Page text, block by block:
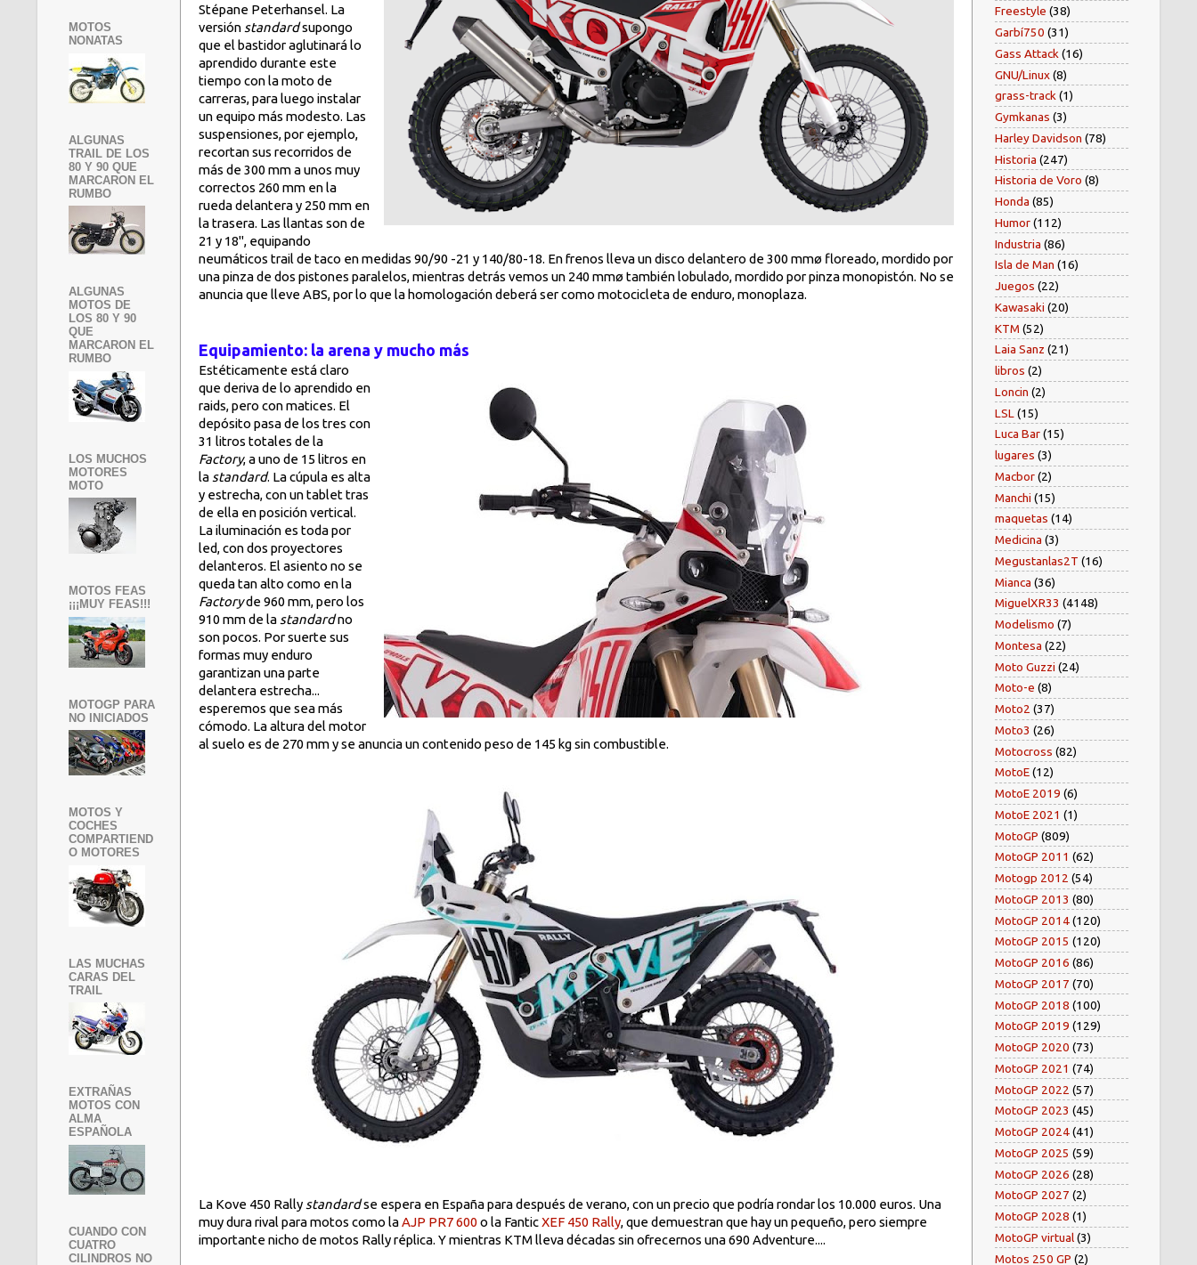
Stépane Peterhansel. La
versión standardsupongo
que el bastidor aglutinará lo
aprendido durante este
tiempo con la moto de
carreras, para luego instalar
un equipo más modesto. Las
suspensiones, por ejemplo,
recortan sus recorridos de
más de 300 mm a unos muy
correctos 260 mm en la
rueda delantera y 250 mm en
la trasera. Las llantas son de
21 y 18", equipando
neumáticos trail de taco en medidas 90/90 -21 y 140/80-18. En frenos lleva un disco delantero de 300 mmø floreado, mordido por
una pinza de dos pistones paralelos, mientras detrás vemos un 240 mmø también lobulado, mordido por pinza monopistón. No se
anuncia que lleve ABS, por lo que la homologación deberá ser como motocicleta de enduro, monoplaza.
Equipamiento: la arena y mucho más
Estéticamente está claro
que deriva de lo aprendido en
raids, pero con matices. El
depósito pasa de los tres con
31 litros totales de la
Factory, a uno de 15 litros en
la standard. La cúpula es alta
y estrecha, con un tablet tras
de ella en posición vertical.
La iluminación es toda por
led, con dos proyectores
delanteros. El asiento no se
queda tan alto como en la
Factoryde 960 mm, pero los
910 mm de la standardno
son pocos. Por suerte sus
formas muy enduro
garantizan una parte
delantera estrecha...
esperemos que sea más
cómodo. La altura del motor
al suelo es de 270 mm y se anuncia un contenido peso de 145 kg sin combustible.
La Kove 450 Rally standardse espera en España para después de verano, con un precio que podría rondar los 10.000 euros. Una
muy dura rival para motos como laAJP PR7 600o la FanticXEF 450 Rally, que demuestran que hay un pequeño, pero siempre
importante nicho de motos Rally réplica. Y mientras KTM lleva décadas sin ofrecernos una 690 Adventure....
MOTOS
NONATAS
ALGUNAS
TRAIL DE LOS
80 Y 90 QUE
MARCARON EL
RUMBO
ALGUNAS
MOTOS DE
LOS 80 Y 90
QUE
MARCARON EL
RUMBO
LOS MUCHOS
MOTORES
MOTO
MOTOS FEAS
¡¡¡MUY FEAS!!!
MOTOGP PARA
NO INICIADOS
MOTOS Y
COCHES
COMPARTIEND
O MOTORES
LAS MUCHAS
CARAS DEL
TRAIL
EXTRAÑAS
MOTOS CON
ALMA
ESPAÑOLA
CUANDO CON
CUATRO
CILINDROS NO
Freestyle (38)
Garbí750 (31)
Gass Attack (16)
GNU/Linux(8)
grass-track(1)
Gymkanas (3)
Harley Davidson (78)
Historia (247)
Historia de Voro (8)
Honda (85)
Humor(112)
Industria (86)
Isla de Man (16)
Juegos (22)
Kawasaki (20)
KTM (52)
Laia Sanz (21)
libros (2)
Loncin (2)
LSL (15)
Luca Bar(15)
lugares (3)
Macbor(2)
Manchi (15)
maquetas (14)
Medicina (3)
Megustanlas2T (16)
Mianca (36)
MiguelXR33 (4148)
Modelismo (7)
Montesa (22)
Moto Guzzi (24)
Moto-e (8)
Moto2 (37)
Moto3 (26)
Motocross (82)
MotoE(12)
MotoE 2019 (6)
MotoE 2021 (1)
MotoGP (809)
MotoGP 2011 (62)
Motogp 2012 (54)
MotoGP 2013 (80)
MotoGP 2014(120)
MotoGP 2015 (120)
MotoGP 2016 (86)
MotoGP 2017 (70)
MotoGP 2018 (100)
MotoGP 2019 (129)
MotoGP 2020 (73)
MotoGP 2021 (74)
MotoGP 2022 (57)
MotoGP 2023 (45)
MotoGP 2024(41)
MotoGP 2025 (59)
MotoGP 2026 (28)
MotoGP 2027 (2)
MotoGP 2028 (1)
MotoGP virtual(3)
Motos 250 GP (2)